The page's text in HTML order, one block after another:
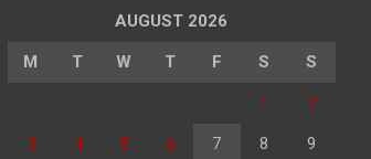
AUGUST 2026
M T W T F S S
1 2
3 4 5 6 7 8 9